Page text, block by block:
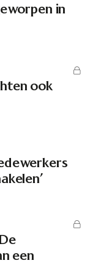
in
ook
een